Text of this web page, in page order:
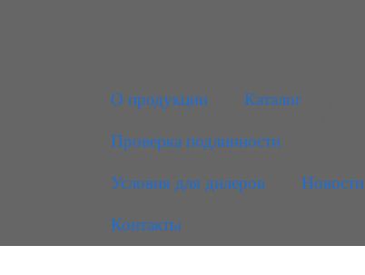
О продукции
Каталог
Проверка подлинности
Условия для дилеров Новости
Контакты